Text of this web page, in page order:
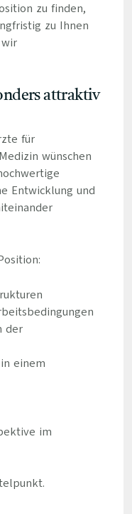
zu finden,
zu Ihnen
attraktiv
für
wünschen
Entwicklung und
der
einem
im